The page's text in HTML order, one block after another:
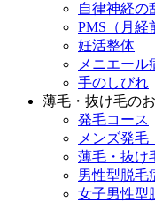
自律神経の
PMS（月経
妊活整体
メニエール
手のしびれ
薄毛・抜け毛の
発毛コース
メンズ発毛
薄毛・抜け
男性型脱毛
女子男性型